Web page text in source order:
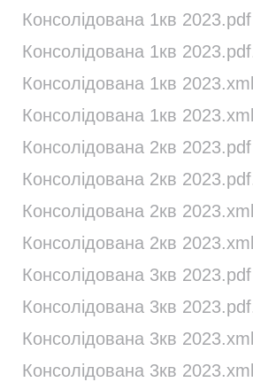
Консолідована 1кв 2023.pdf
Консолідована 1кв
Консолідована 1кв 2023.xml
Консолідована 1кв
Консолідована 2кв 2023.pdf
Консолідована 2кв
Консолідована 2кв 2023.xml
Консолідована 2кв
Консолідована 3кв 2023.pdf
Консолідована 3кв
Консолідована 3кв 2023.xml
Консолідована 3кв